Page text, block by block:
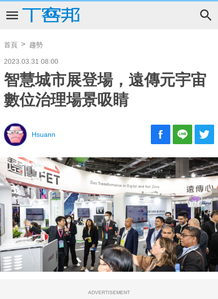
首頁 趨勢
2023.03.31 08:00
智慧城市展登場，遠傳元宇宙
數位治理場景吸睛
Hsuann
ADVERTISEMENT